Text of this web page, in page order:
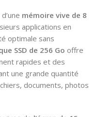
mémoire vive de 8
applications en
optimale sans
SSD de 256 Go offre
rapides et des
une grande quantité
documents, photos